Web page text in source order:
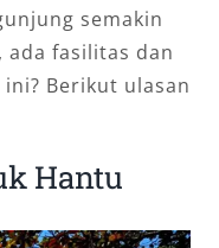
semakin
fasilitas dan
Berikut ulasan
Hantu